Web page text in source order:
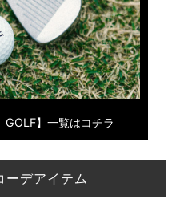
】一覧はコチラ
ーデアイテム